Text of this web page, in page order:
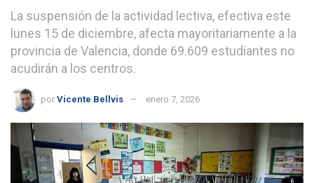
La suspensión de la actividad lectiva, efectiva este
lunes 15 de diciembre, afecta mayoritariamente a la
provincia de Valencia, donde 69.609 estudiantes no
acudirán a los centros.
por Vicente Bellvis enero 7, 2026